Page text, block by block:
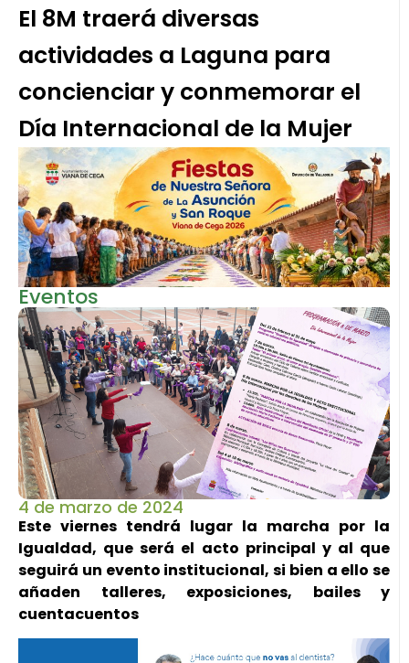
El 8M traerá diversas
actividades a Laguna para
concienciar y conmemorar el
Día Internacional de la Mujer
Eventos
4 de marzo de 2024
Este viernes tendrá lugar la marcha por la
Igualdad, que será el acto principal y al que
seguirá un evento institucional, si bien a ello se
añaden talleres, exposiciones, bailes y
cuentacuentos